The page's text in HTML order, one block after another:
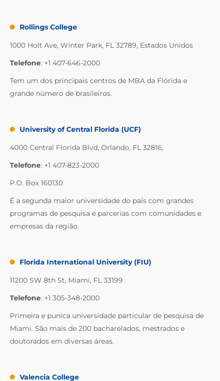
Rollings College
1000 Holt Ave, Winter Park, FL 32789, Estados Unidos
Telefone: +1 407-646-2000
Tem um dos principais centros de MBA da Flórida e
grande número de brasileiros.
University of Central Florida (UCF)
4000 Central Florida Blvd, Orlando, FL 32816,
Telefone: +1 407-823-2000
P.O. Box 160130
É a segunda maior universidade do país com grandes
programas de pesquisa e parcerias com comunidades e
empresas da região.
Florida International University (FIU)
11200 SW 8th St, Miami, FL 33199
Telefone: +1 305-348-2000
Primeira e punica universidade particular de pesquisa de
Miami. São mais de 200 bacharelados, mestrados e
doutorados em diversas áreas.
Valencia College